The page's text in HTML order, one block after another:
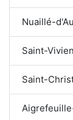
Nuaillé-
Saint-
Saint-